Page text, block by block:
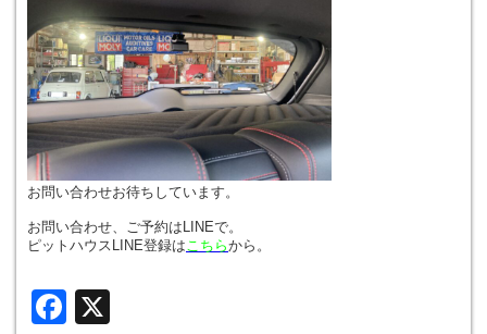
お問い合わせお待ちしています。
お問い合わせ、ご予約はLINEで。
ピットハウスLINE登録はこちらから。
Facebook